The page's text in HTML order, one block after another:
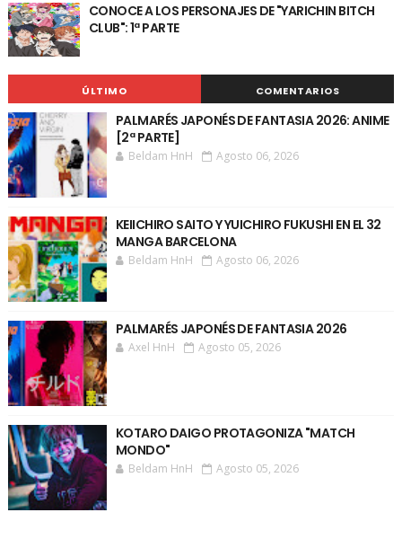
CONOCE A LOS PERSONAJES DE "YARICHIN BITCH
CLUB": 1ª PARTE
ÚLTIMO COMENTARIOS
PALMARÉS JAPONÉS DE FANTASIA 2026: ANIME
[2ª PARTE]
Beldam HnH Agosto 06, 2026
KEIICHIRO SAITO Y YUICHIRO FUKUSHI EN EL 32
MANGA BARCELONA
Beldam HnH Agosto 06, 2026
PALMARÉS JAPONÉS DE FANTASIA 2026
Axel HnH Agosto 05, 2026
KOTARO DAIGO PROTAGONIZA "MATCH
MONDO"
Beldam HnH Agosto 05, 2026